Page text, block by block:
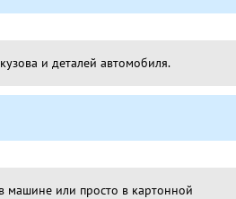
и деталей автомобиля.
машине или просто в картонной